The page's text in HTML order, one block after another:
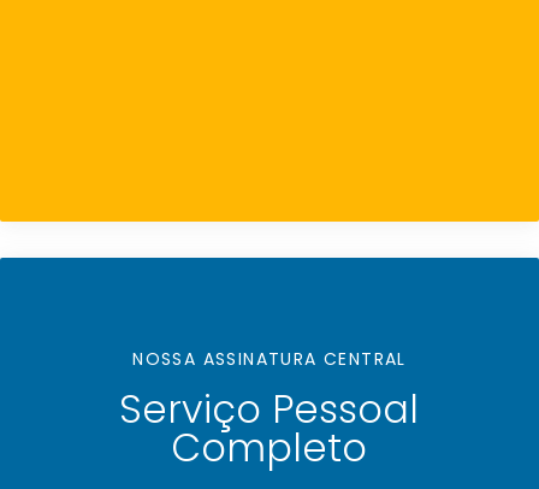
NOSSA ASSINATURA CENTRAL
Serviço Pessoal
Completo